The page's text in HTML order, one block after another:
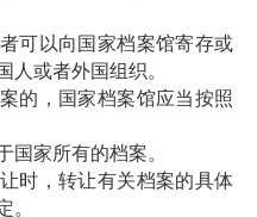
可以向国家档案馆寄存或
人或者外国组织。
的，国家档案馆应当按照
家所有的档案。
时，转让有关档案的具体
。